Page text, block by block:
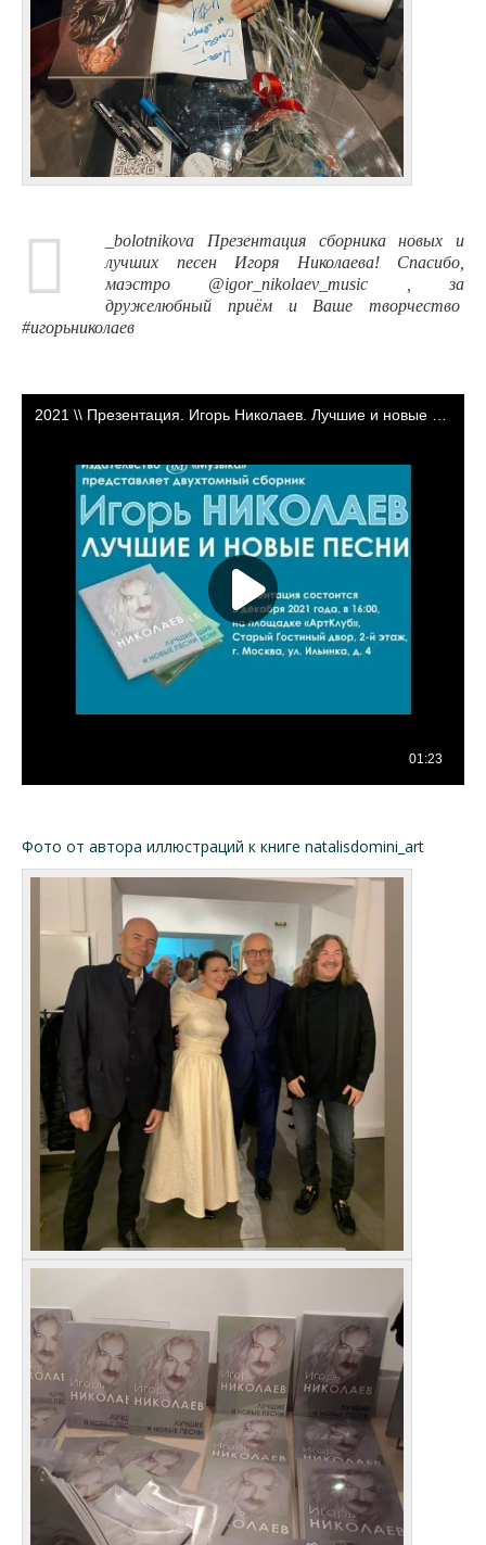
_bolotnikova Презентация сборника новых и
лучших песен Игоря Николаева! Спасибо,
маэстро @igor_nikolaev_music , за
дружелюбный приём и Ваше творчество
#игорьниколаев
Фото от автора иллюстраций к книге natalisdomini_art